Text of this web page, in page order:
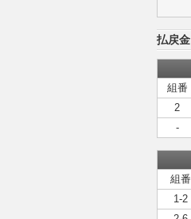
払戻金
組番
2
-
組番
1-2